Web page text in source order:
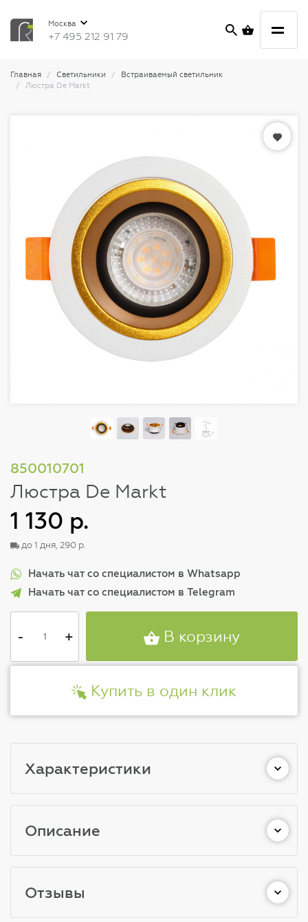
Москва
+7 495 212 91 79
Главная Светильники
Встраиваемый светильник
Люстра De Markt
850010701
Люстра De Markt
1 130 р.
до 1 дня, 290 р.
Начать чат со специалистом в Whatsapp
Начать чат со специалистом в Telegram
- + В корзину
Купить в один клик
Характеристики
Описание
Отзывы